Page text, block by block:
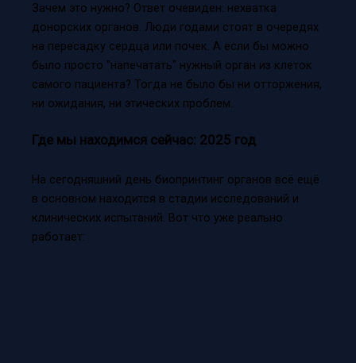
Зачем это нужно? Ответ очевиден: нехватка
донорских органов. Люди годами стоят в очередях
на пересадку сердца или почек. А если бы можно
было просто "напечатать" нужный орган из клеток
самого пациента? Тогда не было бы ни отторжения,
ни ожидания, ни этических проблем.
Где мы находимся сейчас: 2025 год
На сегодняшний день биопринтинг органов всё ещё
в основном находится в стадии исследований и
клинических испытаний. Вот что уже реально
работает: